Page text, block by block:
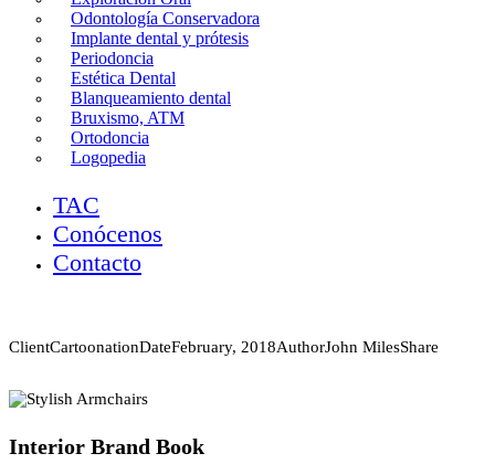
Odontología Conservadora
Implante dental y prótesis
Periodoncia
Estética Dental
Blanqueamiento dental
Bruxismo, ATM
Ortodoncia
Logopedia
TAC
Conócenos
Contacto
Interior Brand Book
ClientCartoonationDateFebruary, 2018AuthorJohn MilesShare